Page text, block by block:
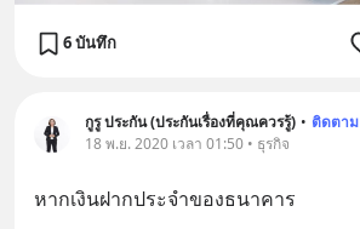
6 บันทึก
กูรู ประกัน (ประกันเรื่องที่คุณควรรู้) • ติดตาม
18 พ.ย. 2020 เวลา 01:50 • ธุรกิจ
หากเงินฝากประจำของธนาคาร